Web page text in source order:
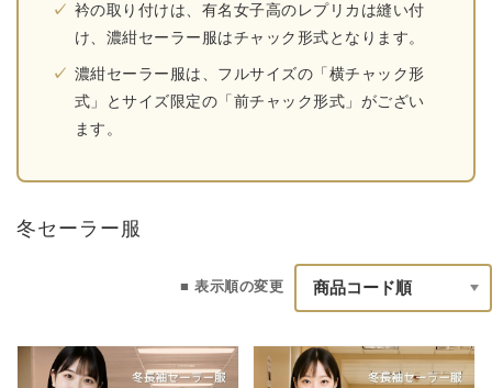
衿の取り付けは、有名女子高のレプリカは縫い付
け、濃紺セーラー服はチャック形式となります。
濃紺セーラー服は、フルサイズの「横チャック形
式」とサイズ限定の「前チャック形式」がござい
ます。
冬セーラー服
■ 表示順の変更